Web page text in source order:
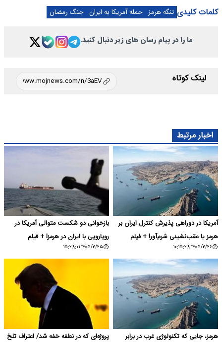
کلمات کلیدی تنگه هرمز حمله آمریکا به ایران جنگ رمضان
ما را در پیام رسان های زیر دنبال کنید.
لینک کوتاه
اخبار مرتبط
آمریکا در دوراهی پذیرش کنترل ایران بر
هرمز یا عقب‌نشینی شرم‌آور! + فیلم
۱۴۰۵/۲/۲۶ ۱۰:۱۵:۲۸
بازخوانی دو شکست متوالی آمریکا در
رویارویی با ایران در هرمز! + فیلم
۱۴۰۵/۲/۲۵ ۱۵:۲۸:۰۱
هرمز، جایی که تکنولوژی غرب در برابر
پروژه‌ای که در نطفه خفه شد/ اعتراف تلخ